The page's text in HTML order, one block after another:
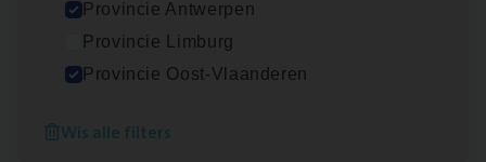
Provincie Antwerpen
Provincie Limburg
Provincie Oost-Vlaanderen
Wis alle filters
(Agi­le)ITPro­ject Manager
Antwerpen